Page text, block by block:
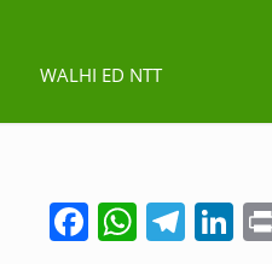
WALHI ED NTT
Facebook